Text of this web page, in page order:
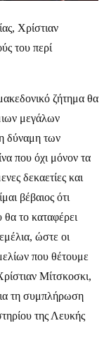
Χρίστιαν
του περί
ζήτημα θα
μεγάλων
δύναμη των
που όχι μόνον τα
δεκαετίες και
βέβαιος ότι
θα το καταφέρει
ώστε οι
που θέτουμε
Μίτσκοσκι,
τη συμπλήρωση
της Λευκής